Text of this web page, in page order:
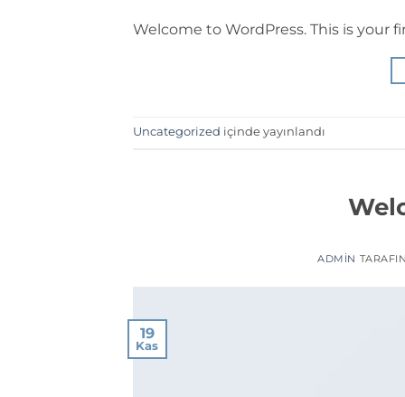
Welcome to WordPress. This is
Uncategorized içinde yayınlandı
ADMIN
19
Kas